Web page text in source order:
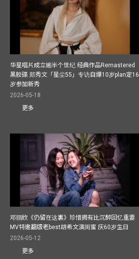
华星唱片成立逾半个世纪 经典作品Remastered
黑胶碟 郑秀文「星尘55」专访自爆10岁plan定16
岁参加新秀
2026-05-18
更多
邓丽欣《仍留在这裏》珍惜拥有比沉醉回忆重要
MV特邀翻版老best胡希文演闺蜜 庆60岁生日
2026-05-12
更多